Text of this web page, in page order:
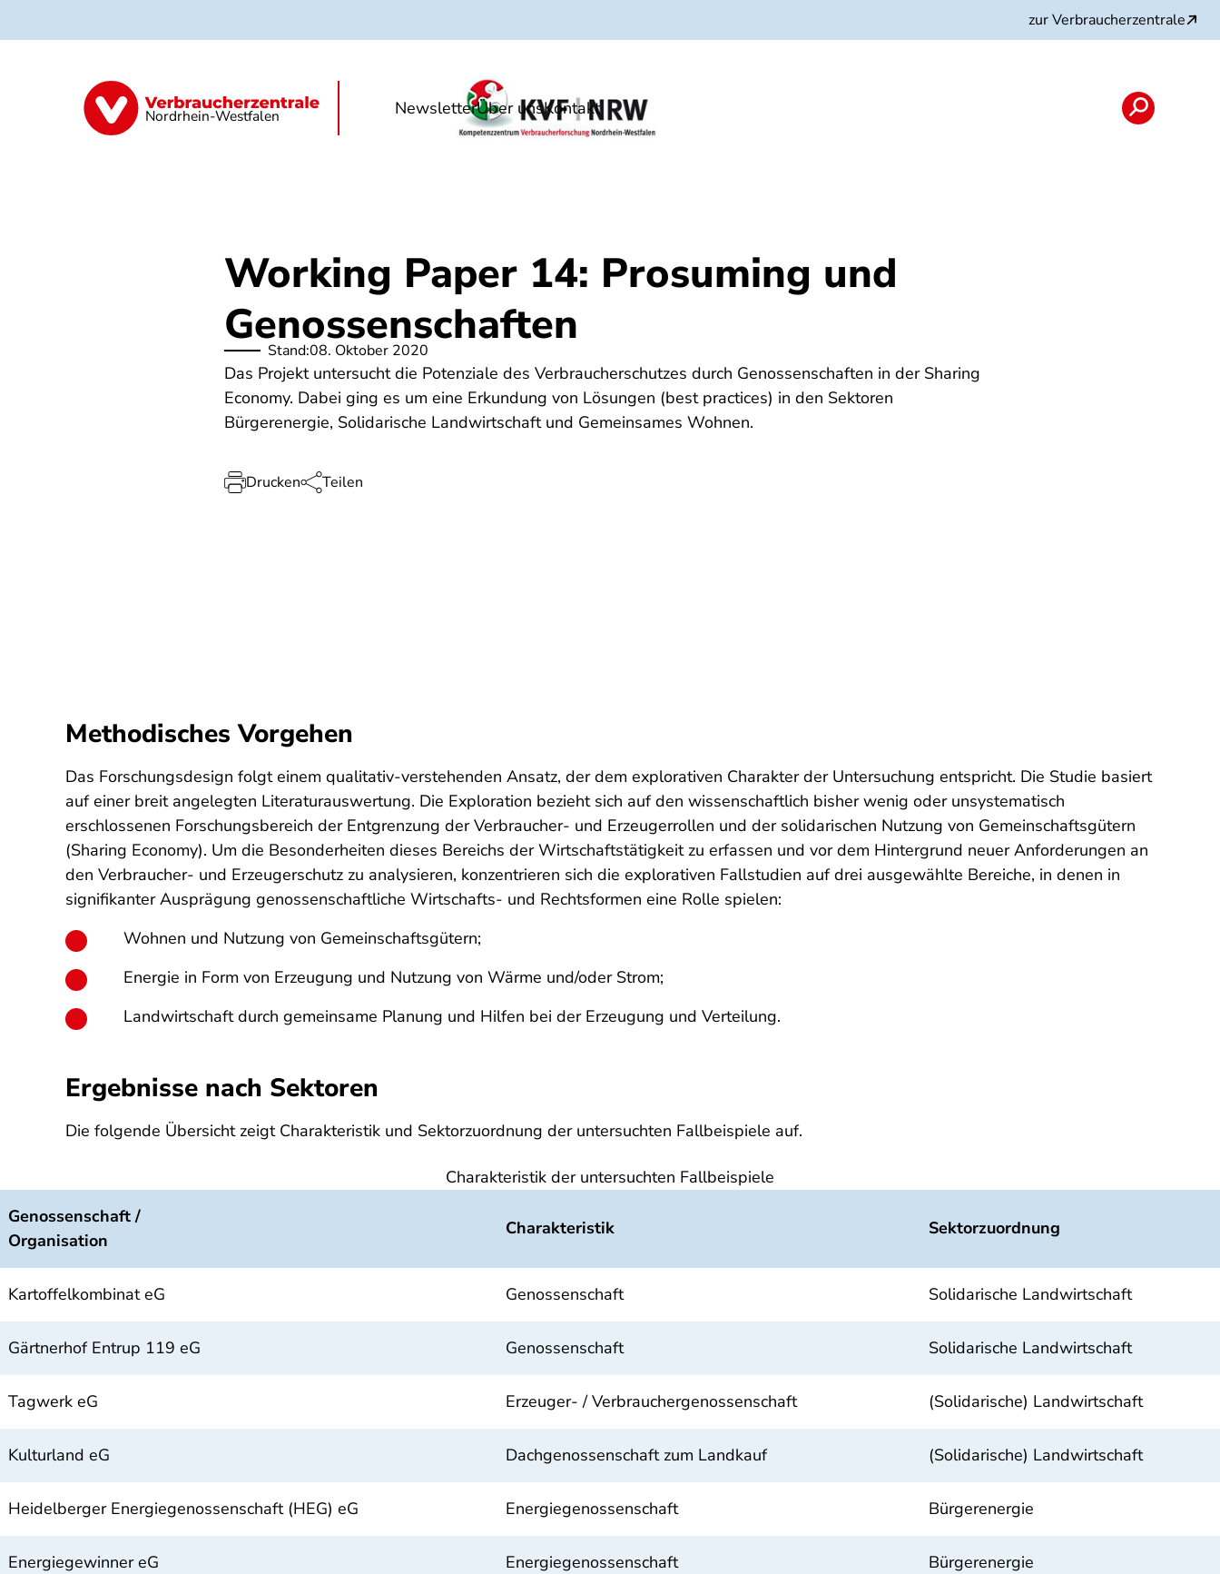
zur Verbraucherzentrale
Nordrhein-Westfalen NewsletterÜber unsKontakt
Publikationen Veranstaltungen Förderung Netzwerke
Working Paper 14: Prosuming und
Genossenschaften
Stand:08. Oktober 2020
Das Projekt untersucht die Potenziale des Verbraucherschutzes durch Genossenschaften in der Sharing
Economy. Dabei ging es um eine Erkundung von Lösungen (best practices) in den Sektoren
Bürgerenergie, Solidarische Landwirtschaft und Gemeinsames Wohnen.
Drucken Teilen
Methodisches Vorgehen
Das Forschungsdesign folgt einem qualitativ-verstehenden Ansatz, der dem explorativen Charakter der Untersuchung entspricht. Die Studie basiert
auf einer breit angelegten Literaturauswertung. Die Exploration bezieht sich auf den wissenschaftlich bisher wenig oder unsystematisch
erschlossenen Forschungsbereich der Entgrenzung der Verbraucher- und Erzeugerrollen und der solidarischen Nutzung von Gemeinschaftsgütern
(Sharing Economy). Um die Besonderheiten dieses Bereichs der Wirtschaftstätigkeit zu erfassen und vor dem Hintergrund neuer Anforderungen an
den Verbraucher- und Erzeugerschutz zu analysieren, konzentrieren sich die explorativen Fallstudien auf drei ausgewählte Bereiche, in denen in
signifikanter Ausprägung genossenschaftliche Wirtschafts- und Rechtsformen eine Rolle spielen:
Wohnen und Nutzung von Gemeinschaftsgütern;
Energie in Form von Erzeugung und Nutzung von Wärme und/oder Strom;
Landwirtschaft durch gemeinsame Planung und Hilfen bei der Erzeugung und Verteilung.
Ergebnisse nach Sektoren
Die folgende Übersicht zeigt Charakteristik und Sektorzuordnung der untersuchten Fallbeispiele auf.
Charakteristik der untersuchten Fallbeispiele
Genossenschaft /
Organisation
Charakteristik Sektorzuordnung
Kartoffelkombinat eG Genossenschaft Solidarische Landwirtschaft
Gärtnerhof Entrup 119 eG Genossenschaft Solidarische Landwirtschaft
Tagwerk eG Erzeuger- / Verbrauchergenossenschaft (Solidarische) Landwirtschaft
Kulturland eG Dachgenossenschaft zum Landkauf (Solidarische) Landwirtschaft
Heidelberger Energiegenossenschaft (HEG) eG Energiegenossenschaft Bürgerenergie
Energiegewinner eG Energiegenossenschaft Bürgerenergie